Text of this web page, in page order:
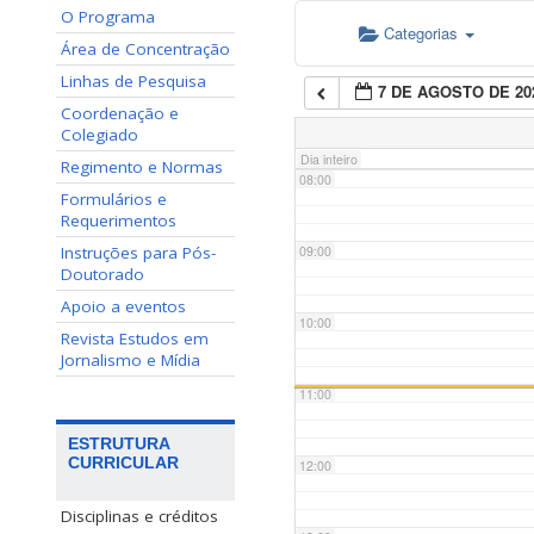
O Programa
Área de Concentração
Linhas de Pesquisa
Coordenação e
Colegiado
Regimento e Normas
Formulários e
Requerimentos
Instruções para Pós-
Doutorado
Apoio a eventos
Revista Estudos em
Jornalismo e Mídia
ESTRUTURA
CURRICULAR
Disciplinas e créditos
Categorias
7 DE AGOSTO DE
Dia inteiro
07:00
08:00
09:00
10:00
11:00
12:00